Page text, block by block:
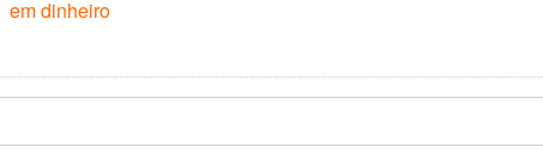
em dinheiro